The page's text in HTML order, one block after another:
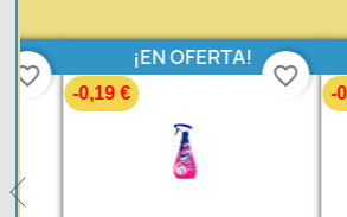
¡EN OFERTA!
-0,19 €
favorite_border
-0,20 €